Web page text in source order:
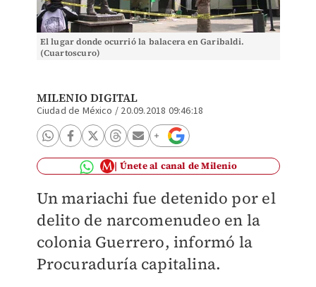
El lugar donde ocurrió la balacera en Garibaldi.
(Cuartoscuro)
MILENIO DIGITAL
Ciudad de México / 20.09.2018 09:46:18
Únete al canal de Milenio
Un mariachi fue detenido por el
delito de narcomenudeo en la
colonia Guerrero, informó la
Procuraduría capitalina.